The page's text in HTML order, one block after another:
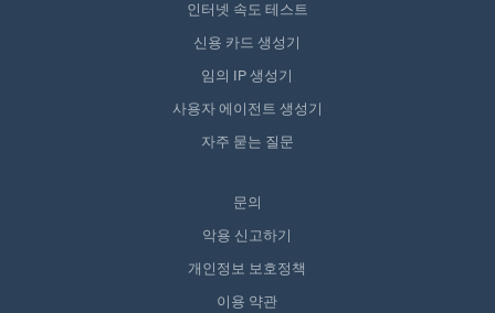
인터넷 속도 테스트
신용 카드 생성기
임의 IP 생성기
사용자 에이전트 생성기
자주 묻는 질문
문의
악용 신고하기
개인정보 보호정책
이용 약관